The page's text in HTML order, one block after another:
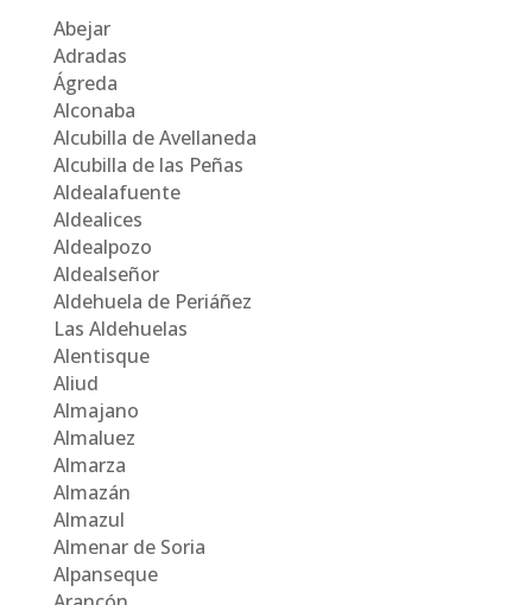
Abejar
Adradas
Ágreda
Alconaba
Alcubilla de Avellaneda
Alcubilla de las Peñas
Aldealafuente
Aldealices
Aldealpozo
Aldealseñor
Aldehuela de Periáñez
Las Aldehuelas
Alentisque
Aliud
Almajano
Almaluez
Almarza
Almazán
Almazul
Almenar de Soria
Alpanseque